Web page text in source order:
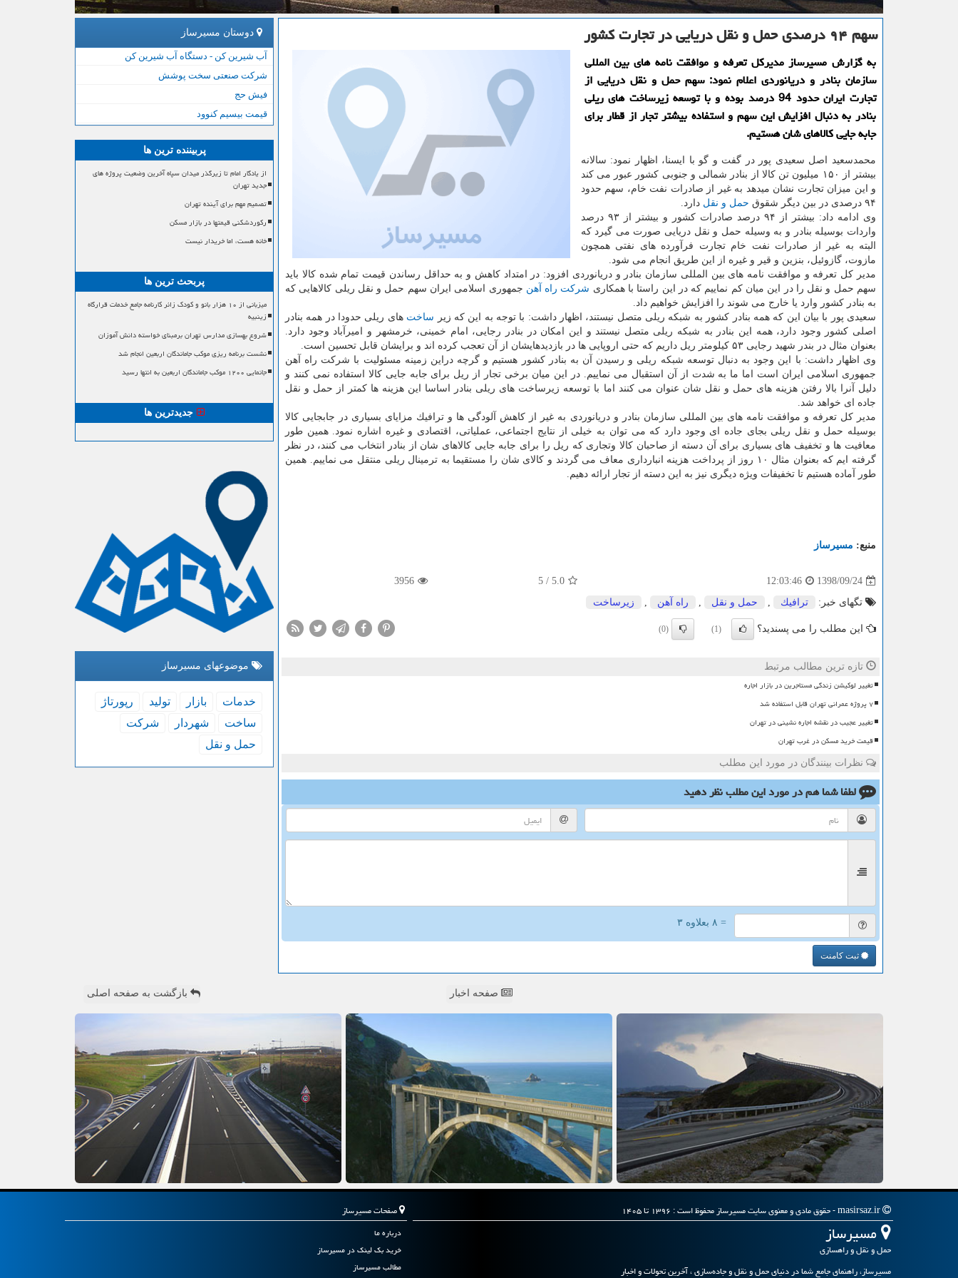
سهم ۹۴ درصدی حمل و نقل دریایی در تجارت كشور
به گزارش مسیرساز مدیركل تعرفه و موافقت نامه های بین المللی
سازمان بنادر و دریانوردی اعلام نمود: سهم حمل و نقل دریایی از
تجارت ایران حدود 94 درصد بوده و با توسعه زیرساخت های ریلی
بنادر به دنبال افزایش این سهم و استفاده بیشتر تجار از قطار برای
جابه جایی كالاهای شان هستیم.
محمدسعید اصل سعیدی پور در گفت و گو با ایسنا، اظهار نمود: سالانه
بیشتر از ۱۵۰ میلیون تن كالا از بنادر شمالی و جنوبی كشور عبور می كند
و این میزان تجارت نشان میدهد به غیر از صادرات نفت خام، سهم حدود
۹۴ درصدی در بین دیگر شقوق
حمل و نقل دارد.
وی ادامه داد: بیشتر از ۹۴ درصد صادرات كشور و بیشتر از ۹۳ درصد
واردات بوسیله بنادر و به وسیله حمل و نقل دریایی صورت می گیرد كه
البته به غیر از صادرات نفت خام تجارت فرآورده های نفتی همچون
مازوت، گازوئیل، بنزین و قیر و غیره از این طریق انجام می شود.
مدیر كل تعرفه و موافقت نامه های بین المللی سازمان بنادر و دریانوردی افزود: در امتداد كاهش و به حداقل رساندن قیمت تمام شده كالا باید
سهم حمل و نقل را در این میان كم نماییم كه در این راستا با همكاری شركت راه آهن جمهوری اسلامی ایران سهم حمل و نقل ریلی كالاهایی كه
به بنادر كشور وارد یا خارج می شوند را افزایش خواهیم داد.
سعیدی پور با بیان این كه همه بنادر كشور به شبكه ریلی متصل نیستند، اظهار داشت: با توجه به این كه زیر ساخت های ریلی حدودا در همه بنادر
اصلی كشور وجود دارد، همه این بنادر به شبكه ریلی متصل نیستند و این امكان در بنادر رجایی، امام خمینی، خرمشهر و امیرآباد وجود دارد.
بعنوان مثال در بندر شهید رجایی ۵۳ كیلومتر ریل داریم كه حتی اروپایی ها در بازدیدهایشان از آن تعجب كرده اند و برایشان قابل تحسین است.
وی اظهار داشت: با این وجود به دنبال توسعه شبكه ریلی و رسیدن آن به بنادر كشور هستیم و گرچه دراین زمینه مسئولیت با شركت راه آهن
جمهوری اسلامی ایران است اما ما به شدت از آن استقبال می نماییم. در این میان برخی تجار از ریل برای جابه جایی كالا استفاده نمی كنند و
دلیل آنرا بالا رفتن هزینه های حمل و نقل شان عنوان می كنند اما با توسعه زیرساخت های ریلی بنادر اساسا این هزینه ها كمتر از حمل و نقل
جاده ای خواهد شد.
مدیر كل تعرفه و موافقت نامه های بین المللی سازمان بنادر و دریانوردی به غیر از كاهش آلودگی ها و ترافیك مزایای بسیاری در جابجایی كالا
بوسیله حمل و نقل ریلی بجای جاده ای وجود دارد كه می توان به خیلی از نتایج اجتماعی، عملیاتی، اقتصادی و غیره اشاره نمود. همین طور
معافیت ها و تخفیف های بسیاری برای آن دسته از صاحبان كالا وتجاری كه ریل را برای جابه جایی كالاهای شان از بنادر انتخاب می كنند، در نظر
گرفته ایم كه بعنوان مثال ۱۰ روز از پرداخت هزینه انبارداری معاف می گردند و كالای شان را مستقیما به ترمینال ریلی منتقل می نماییم. همین
طور آماده هستیم تا تخفیفات ویژه دیگری نیز به این دسته از تجار ارائه دهیم.
منبع: مسیرساز
1398/09/24
12:03:46
5.0
/
5
3956
تگهای خبر: ترافیك , حمل و نقل , راه آهن , زیرساخت
این مطلب را می پسندید؟ (1)
(0)
تازه ترین مطالب مرتبط
تغییر لوکیشن زندگی مستاجرین در بازار اجاره
۷ پروژه عمرانی تهران قابل استفاده شد
تغییر عجیب در نقشه اجاره نشینی در تهران
قیمت خرید مسکن در غرب تهران
نظرات بینندگان در مورد این مطلب
لطفا شما همدر مورد این مطلبنظر دهید
= ۸ بعلاوه ۳
ثبت کامنت
دوستان مسیرساز
آب شیرین کن - دستگاه آب شیرین کن
شرکت صنعتی سخت پوشش
فیش حج
قیمت بیسیم کنوود
پربیننده ترین ها
از یادگار امام تا زیرگذر میدان سپاه آخرین وضعیت پروژه های
جدید تهران
تصمیم مهم برای آینده تهران
رکوردشکنی قیمتها در بازار مسکن
خانه هست، اما خریدار نیست
پربحث ترین ها
میزبانی از ۱۰ هزار بانو و کودک زائر کارنامه جامع خدمات قرارگاه
زینبیه
شروع بهسازی مدارس تهران برمبنای خواسته دانش آموزان
نشست برنامه ریزی موکب جاماندگان اربعین انجام شد
جانمایی ۱۲۰۰ موکب جاماندگان اربعین به انتها رسید
جدیدترین ها
موضوعهای مسیرساز
خدمات بازار تولید
رپورتاژ
ساخت
شهردار
شركت
حمل و نقل
صفحه اخبار بازگشت به صفحه اصلی
مسیرساز
حمل و نقل و راهسازی
مسیرساز، راهنمای جامع شما در دنیای حمل و نقل و جاده‌سازی ، آخرین تحولات و اخبار
صفحات مسیرساز
درباره ما
خرید بک لینک در مسیرساز
مطالب مسیرساز